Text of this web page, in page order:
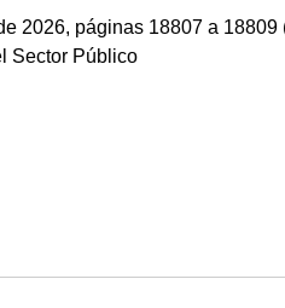
2026, páginas 18807 a 18809
Sector Público